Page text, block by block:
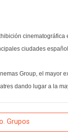
ciudades
Group, el mayor
dando lugar a la
Grupos